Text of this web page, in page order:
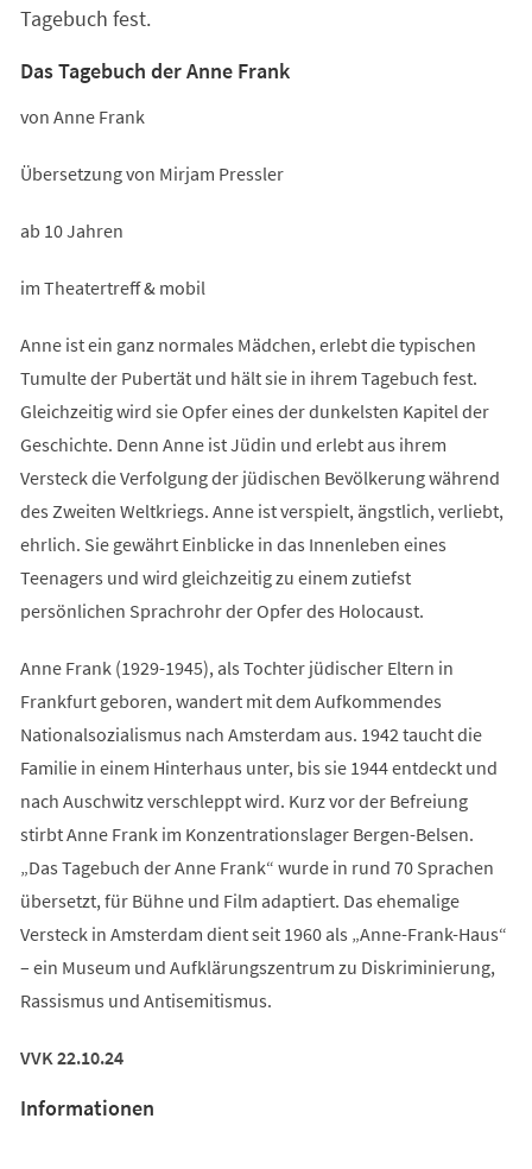
Tagebuch fest.
Das Tagebuch der Anne Frank
von Anne Frank
Übersetzung von Mirjam Pressler
ab 10 Jahren
im Theatertreff & mobil
Anne ist ein ganz normales Mädchen, erlebt die typischen
Tumulte der Pubertät und hält sie in ihrem Tagebuch fest.
Gleichzeitig wird sie Opfer eines der dunkelsten Kapitel der
Geschichte. Denn Anne ist Jüdin und erlebt aus ihrem
Versteck die Verfolgung der jüdischen Bevölkerung während
des Zweiten Weltkriegs. Anne ist verspielt, ängstlich, verliebt,
ehrlich. Sie gewährt Einblicke in das Innenleben eines
Teenagers und wird gleichzeitig zu einem zutiefst
persönlichen Sprachrohr der Opfer des Holocaust.
Anne Frank (1929-1945), als Tochter jüdischer Eltern in
Frankfurt geboren, wandert mit dem Aufkommendes
Nationalsozialismus nach Amsterdam aus. 1942 taucht die
Familie in einem Hinterhaus unter, bis sie 1944 entdeckt und
nach Auschwitz verschleppt wird. Kurz vor der Befreiung
stirbt Anne Frank im Konzentrationslager Bergen-Belsen.
„Das Tagebuch der Anne Frank“ wurde in rund 70 Sprachen
übersetzt, für Bühne und Film adaptiert. Das ehemalige
Versteck in Amsterdam dient seit 1960 als „Anne-Frank-Haus“
– ein Museum und Aufklärungszentrum zu Diskriminierung,
Rassismus und Antisemitismus.
VVK 22.10.24
Informationen